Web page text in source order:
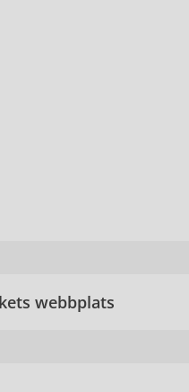
webbplats